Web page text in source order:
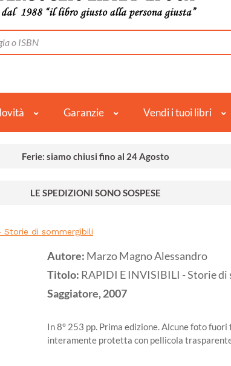
Garanzie Vendi i tuoi libri
Ferie: siamo chiusi fino al 24 Agosto
LE SPEDIZIONI SONO SOSPESE
Storie di sommergibili
Autore: Marzo Magno Alessandro
Titolo: RAPIDI E INVISIBILI - Storie
Saggiatore,2007
In 8° 253 pp. Prima edizione. Alcune foto
interamente protetta con pellicola